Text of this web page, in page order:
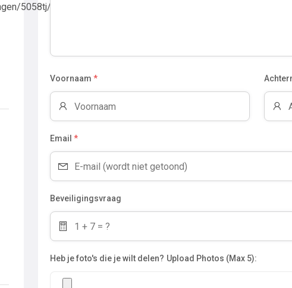
5058tj/
Voornaam *
Email *
Beveiligingsvraag
Heb je foto's die je wilt delen? Upload Photos (Max 5):